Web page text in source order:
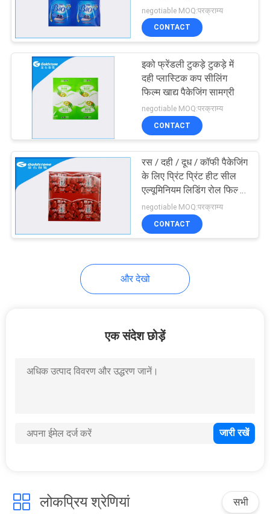
पाउडर पैकेजिंग बैग
फार्मास्युटिकल Sachets
कट Lids मरें
पाउच खड़े हो जाओ
negotiable MOQ:परक्राम्य
CONTACT
इको फ्रेंडली टुकड़े टुकड़े में
दही प्लास्टिक कप सीलिंग
फिल्म खाद्य पैकेजिंग सामग्री
negotiable MOQ:परक्राम्य
CONTACT
रस / दही / दूध / कॉफी पैकेजिंग
के लिए प्रिंट प्रिंट हीट सील
एल्यूमिनियम लिडिंग रोल फिल्म
साफ़ करें
negotiable MOQ:परक्राम्य
CONTACT
और देखो
एक संदेश छोड़ें
लोकप्रिय श्रेणियां सभी